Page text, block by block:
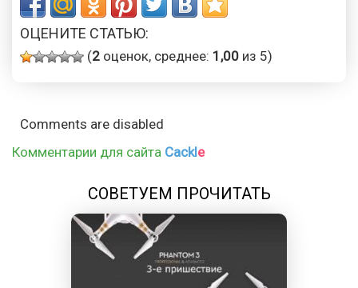
ОЦЕНИТЕ СТАТЬЮ:
(2 оценок, среднее: 1,00 из 5)
Comments are disabled
Комментарии для сайта Cackle
СОВЕТУЕМ ПРОЧИТАТЬ